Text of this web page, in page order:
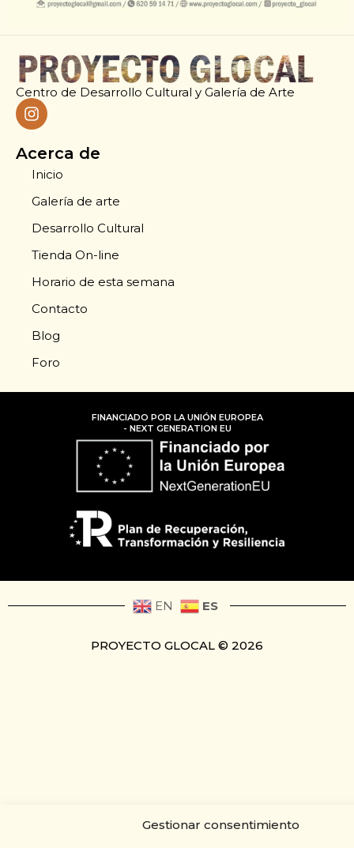
Gestionar consentimiento
Centro de Desarrollo Cultural y Galería de Arte
Acerca de
Inicio
Galería de arte
Desarrollo Cultural
Tienda On-line
Horario de esta semana
Contacto
Blog
Foro
FINANCIADO POR LA UNIÓN EUROPEA
- NEXT GENERATION EU
EN ES
PROYECTO GLOCAL © 2026